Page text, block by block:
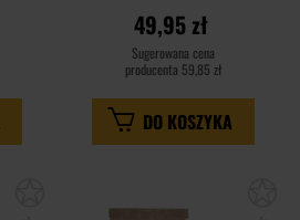
49,95 zł
Sugerowana cena
producenta 59,85 zł
DO KOSZYKA